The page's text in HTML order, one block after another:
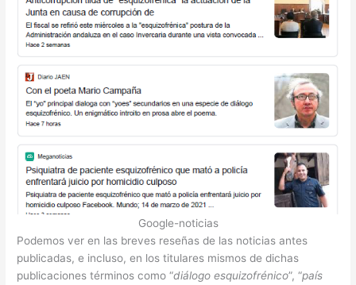
Google-noticias
Podemos ver en las breves reseñas de las noticias antes
publicadas, e incluso, en los titulares mismos de dichas
publicaciones términos como “diálogo esquizofrénico”, “país